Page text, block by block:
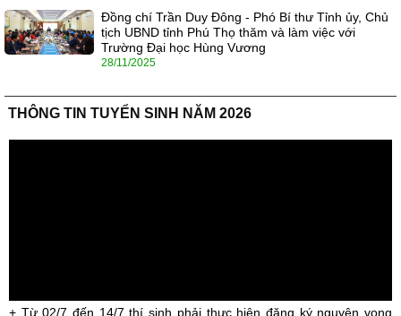
Đồng chí Trần Duy Đông - Phó Bí thư Tỉnh ủy, Chủ
tịch UBND tỉnh Phú Thọ thăm và làm việc với
Trường Đại học Hùng Vương
28/11/2025
THÔNG TIN TUYỂN SINH NĂM 2026
+ Từ 02/7 đến 14/7 thí sinh phải thực hiện đăng ký nguyện vọng